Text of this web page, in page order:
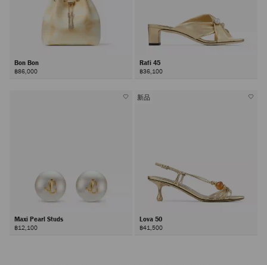
Bon Bon
฿86,000
Rafi 45
฿36,100
Maxi Pearl Studs
฿12,100
新品
Lova 50
฿41,500